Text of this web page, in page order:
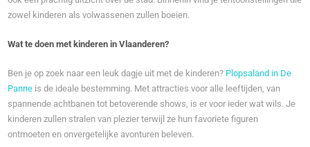
zowel kinderen als volwassenen zullen boeien.
Wat te doen met kinderen in Vlaanderen?
Ben je op zoek naar een leuk dagje uit met de kinderen? Plopsaland in De
Panne is de ideale bestemming. Met attracties voor alle leeftijden, van
spannende achtbanen tot betoverende shows, is er voor ieder wat wils. Je
kinderen zullen stralen van plezier terwijl ze hun favoriete figuren
ontmoeten en onvergetelijke avonturen beleven.